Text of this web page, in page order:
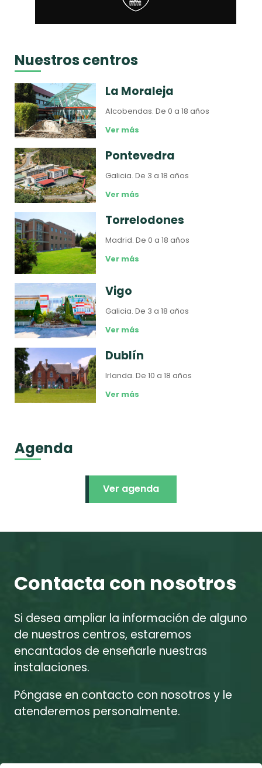
Nuestros centros
La Moraleja
Alcobendas.De 0 a 18 años
Ver más
Pontevedra
Galicia.De 3 a 18 años
Ver más
Torrelodones
Madrid.De 0 a 18 años
Ver más
Vigo
Galicia.De 3 a 18 años
Ver más
Dublín
Irlanda.De 10 a 18 años
Ver más
Agenda
Ver agenda
Contacta con nosotros
Si desea ampliar la información de alguno
de nuestros centros, estaremos
encantados de enseñarle nuestras
instalaciones.
Póngase en contacto con nosotros y le
atenderemos personalmente.